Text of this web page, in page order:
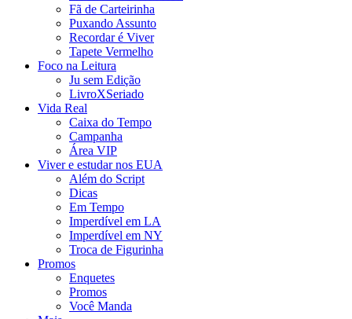
Fã de Carteirinha
Puxando Assunto
Recordar é Viver
Tapete Vermelho
Foco na Leitura
Ju sem Edição
LivroXSeriado
Vida Real
Caixa do Tempo
Campanha
Área VIP
Viver e estudar nos EUA
Além do Script
Dicas
Em Tempo
Imperdível em LA
Imperdível em NY
Troca de Figurinha
Promos
Enquetes
Promos
Você Manda